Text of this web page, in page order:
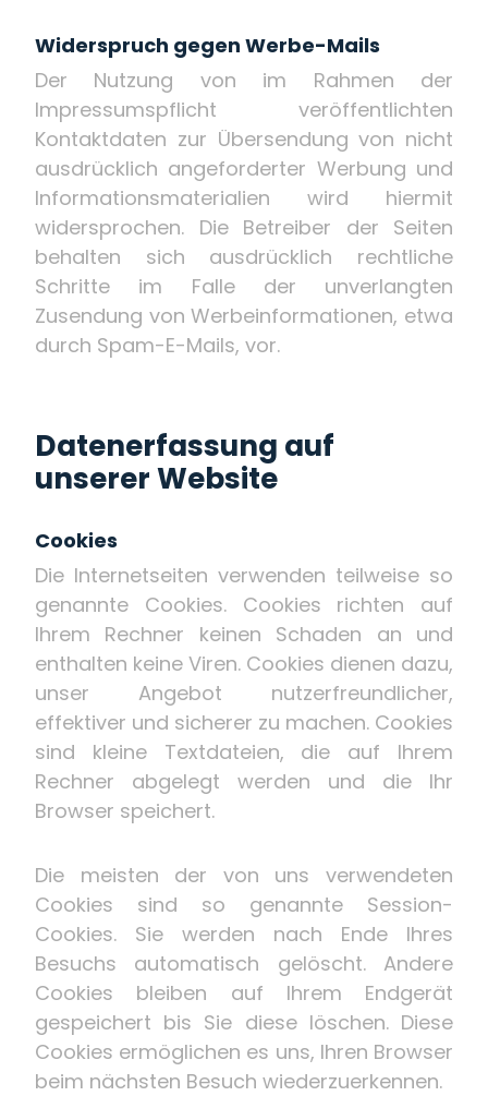
Widerspruch gegen Werbe-Mails
Der Nutzung von im Rahmen der
Impressumspflicht veröffentlichten
Kontaktdaten zur Übersendung von nicht
ausdrücklich angeforderter Werbung und
Informationsmaterialien wird hiermit
widersprochen. Die Betreiber der Seiten
behalten sich ausdrücklich rechtliche
Schritte im Falle der unverlangten
Zusendung von Werbeinformationen, etwa
durch Spam-E-Mails, vor.
Datenerfassung auf
unserer Website
Cookies
Die Internetseiten verwenden teilweise so
genannte Cookies. Cookies richten auf
Ihrem Rechner keinen Schaden an und
enthalten keine Viren. Cookies dienen dazu,
unser Angebot nutzerfreundlicher,
effektiver und sicherer zu machen. Cookies
sind kleine Textdateien, die auf Ihrem
Rechner abgelegt werden und die Ihr
Browser speichert.
Die meisten der von uns verwendeten
Cookies sind so genannte Session-
Cookies. Sie werden nach Ende Ihres
Besuchs automatisch gelöscht. Andere
Cookies bleiben auf Ihrem Endgerät
gespeichert bis Sie diese löschen. Diese
Cookies ermöglichen es uns, Ihren Browser
beim nächsten Besuch wiederzuerkennen.